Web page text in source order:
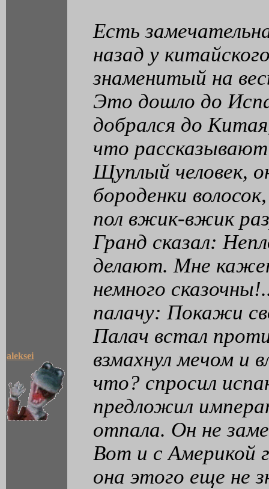
aleksei
Есть
назад у
знаменитый на
Это дошло до
добрался до
что
Щуплый человек,
бороденки
пол вжик-вжик
Гранд сказал:
делают. Мне
немного
палачу: Покажи
Палач встал
взмахнул мечом и
что? спросил
предложил
отпала. Он не
Вот и с Америкой
она этого еще не